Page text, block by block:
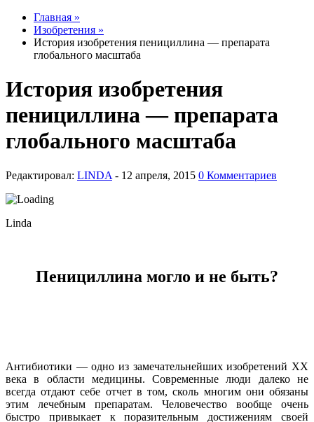
Главная »
Изобретения »
История изобретения пенициллина — препарата
глобального масштаба
История изобретения
пенициллина — препарата
глобального масштаба
Редактировал: LINDA - 0 Комментариев
Linda
Пенициллина могло и не быть?
Антибиотики — одно из замечательнейших изобретений XX
века в области медицины. Современные люди далеко не
всегда отдают себе отчет в том, сколь многим они обязаны
этим лечебным препаратам. Человечество вообще очень
быстро привыкает к поразительным достижениям своей